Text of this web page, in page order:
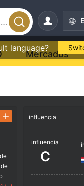
language?
Mercados
influencia
influencia
C